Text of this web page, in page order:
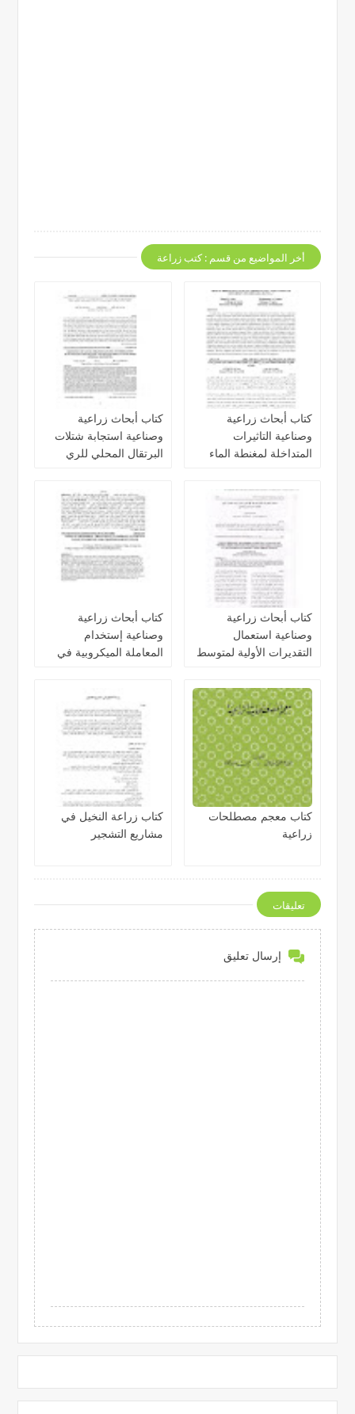
أخر المواضيع من قسم : كتب زراعة
كتاب أبحاث زراعية
وصناعية التاثيرات
المتداخلة لمغنطة الماء
وكفاءة استخدام المياه
كتاب أبحاث زراعية
وصناعية استجابة شتلات
البرتقال المحلي للري
ببعض العناصر المغذية
كتاب أبحاث زراعية
وصناعية استعمال
التقديرات الأولية لمتوسط
لمحصول القمح
كتاب أبحاث زراعية
وصناعية إستخدام
المعاملة الميكروبية في
والمجروش
كتاب معجم مصطلحات
زراعية
كتاب زراعة النخيل في
مشاريع التشجير
تعليقات
إرسال تعليق